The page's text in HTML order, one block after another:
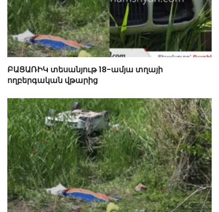
ԲԱՑԱՌԻԿ տեսանյութ 18-ամյա տղայի
ողբերգական վթարից